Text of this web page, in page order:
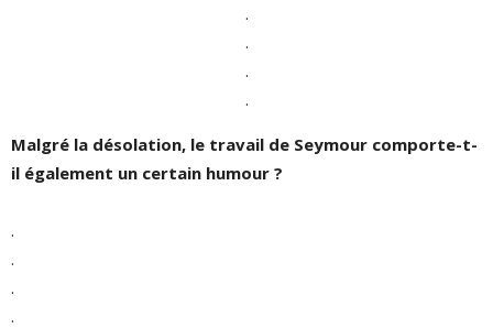
.
.
.
.
Malgré la désolation, le travail de Seymour comporte-t-
il également un certain humour ?
.
.
.
.